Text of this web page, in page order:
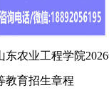
东农业工程学院
教育招生章程